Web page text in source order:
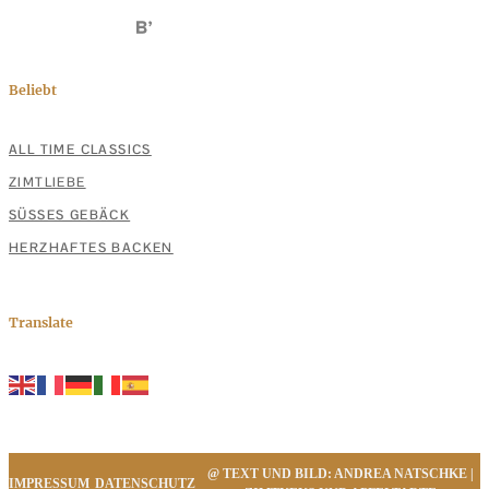
Beliebt
ALL TIME CLASSICS
ZIMTLIEBE
SÜSSES GEBÄCK
HERZHAFTES BACKEN
Translate
IMPRESSUM DATENSCHUTZ
@ TEXT UND BILD: ANDREA NATSCHKE |